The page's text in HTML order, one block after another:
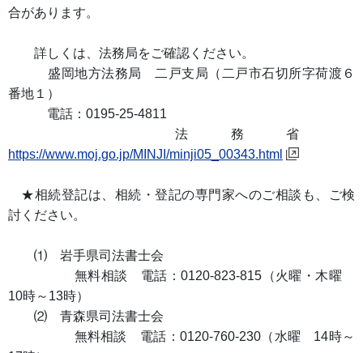
合があります。
詳しくは、法務局をご確認ください。
盛岡地方法務局 二戸支局（二戸市石切所字荷渡６
番地１）
電話：0195-25-4811
法務省
https://www.moj.go.jp/MINJI/minji05_00343.html
★相続登記は、相続・登記の専門家へのご相談も、ご検
討ください。
⑴ 岩手県司法書士会
無料相談 電話：0120-823-815（火曜・木曜
10時～13時）
⑵ 青森県司法書士会
無料相談 電話：0120-760-230（水曜 14時～